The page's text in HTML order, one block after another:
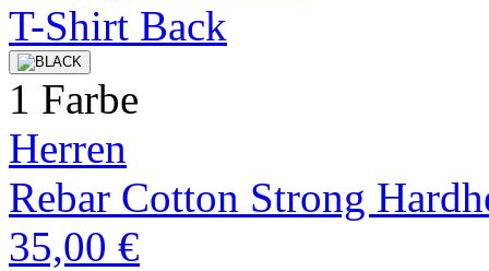
1 Farbe
Herren
Rebar Cotton Strong
35,00 €